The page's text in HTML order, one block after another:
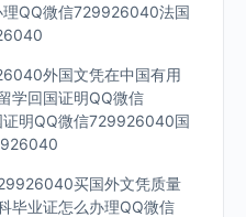
QQ微信729926040法国
外国文凭在中国有用
学回国证明QQ微信
明QQ微信729926040国
买国外文凭质量
毕业证怎么办理QQ微信